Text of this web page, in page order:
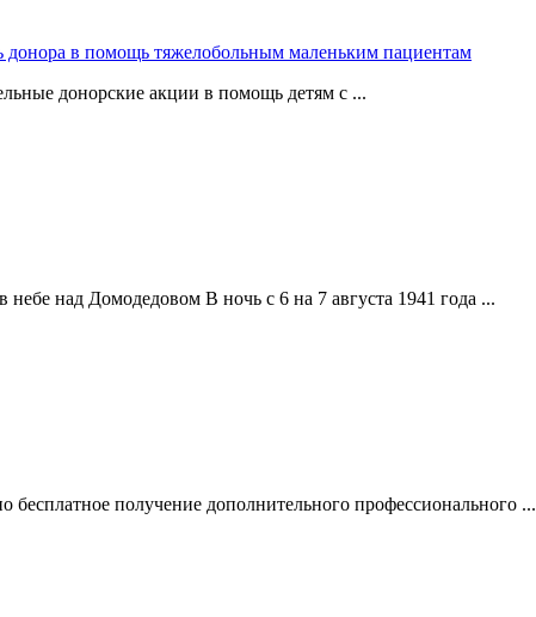
донора в помощь тяжелобольным маленьким пациентам
донорские акции в помощь детям с ...
над Домодедовом В ночь с 6 на 7 августа 1941 года ...
получение дополнительного профессионального ...